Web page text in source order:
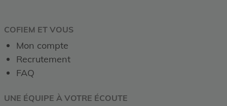
COFIEM ET VOUS
Mon compte
Recrutement
FAQ
UNE ÉQUIPE À VOTRE ÉCOUTE